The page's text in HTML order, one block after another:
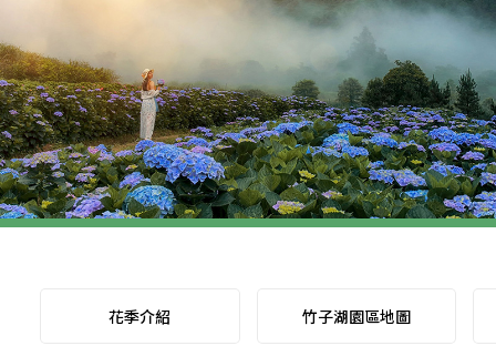
花季介紹 竹子湖園區地圖